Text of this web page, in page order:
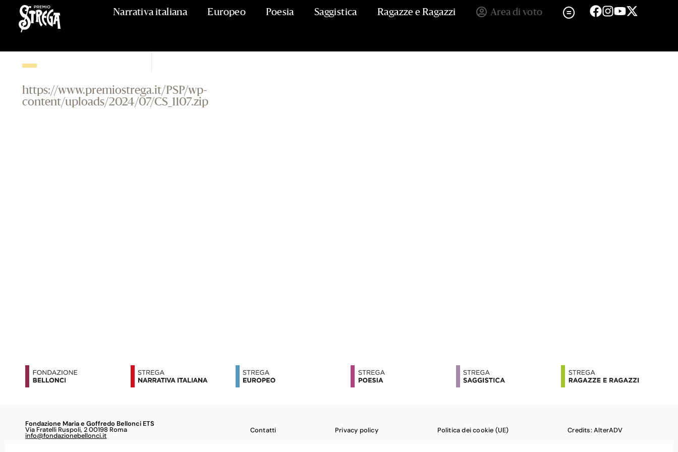
Narrativa italiana Europeo Poesia Saggistica Ragazze e Ragazzi Area di voto
https://www.premiostrega.it/PSP/wp-
content/uploads/2024/07/CS_1107.zip
Fondazione Maria e Goffredo Bellonci ETS
Via Fratelli Ruspoli, 2 00198 Roma
info@fondazionebellonci.it
Contatti Privacy policy Politica dei cookie (UE) Credits: AlterADV